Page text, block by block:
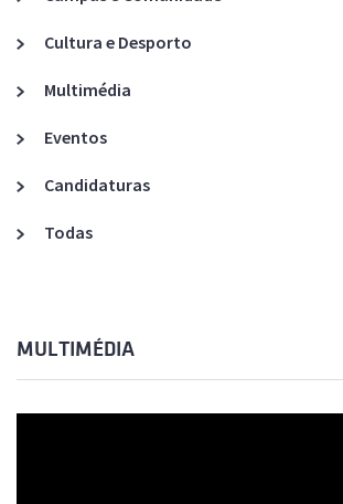
Cultura e Desporto
Multimédia
Eventos
Candidaturas
Todas
MULTIMÉDIA